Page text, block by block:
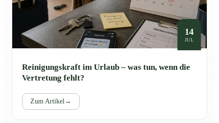
14
JUL
Reinigungskraft im Urlaub – was tun, wenn die
Vertretung fehlt?
Zum Artikel→